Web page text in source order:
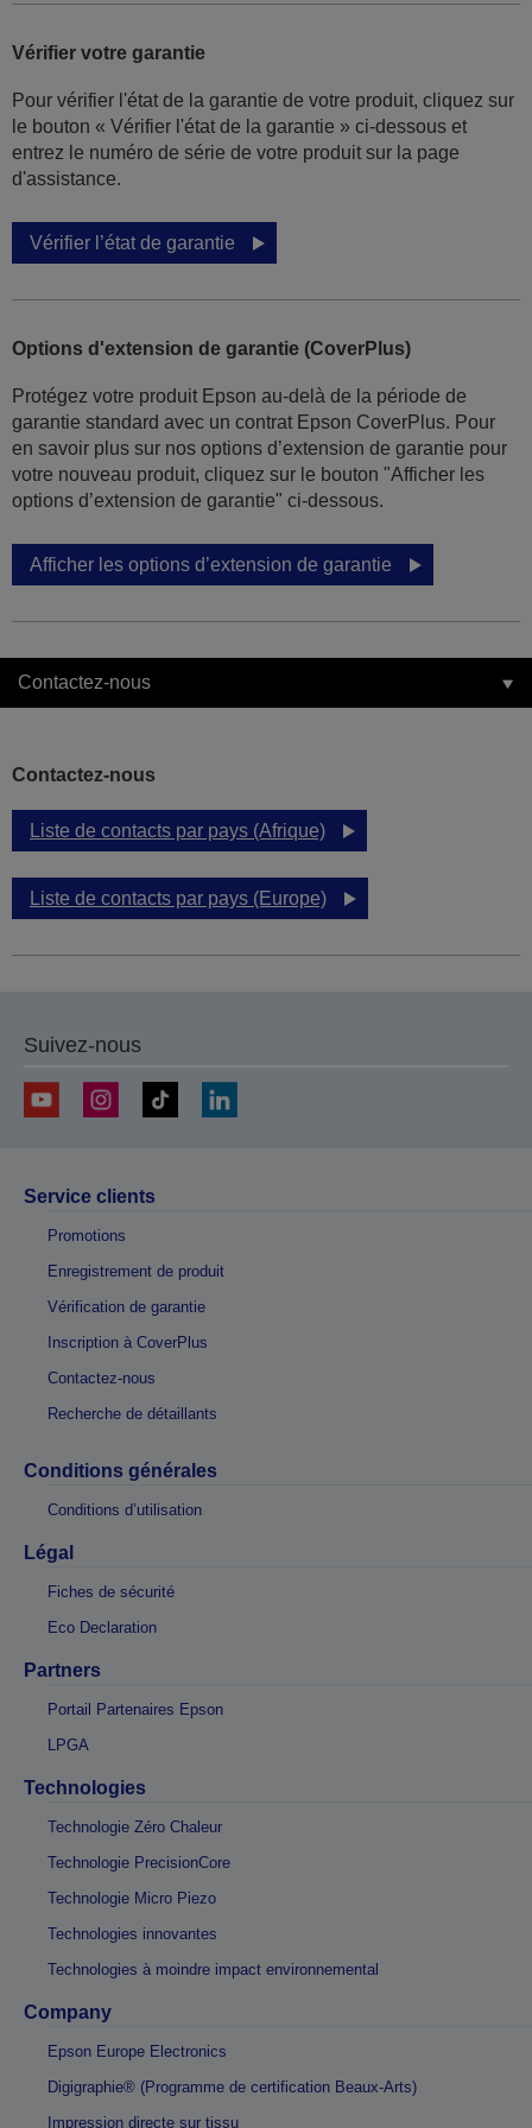
Vérifier votre garantie
Pour vérifier l'état de la garantie de votre produit, cliquez sur
le bouton « Vérifier l'état de la garantie » ci-dessous et
entrez le numéro de série de votre produit sur la page
d'assistance.
Vérifier l’état de garantie
Options d'extension de garantie (CoverPlus)
Protégez votre produit Epson au-delà de la période de
garantie standard avec un contrat Epson CoverPlus. Pour
en savoir plus sur nos options d’extension de garantie pour
votre nouveau produit, cliquez sur le bouton "Afficher les
options d’extension de garantie" ci-dessous.
Afficher les options d’extension de garantie
Contactez-nous
Contactez-nous
Liste de contacts par pays (Afrique)
Liste de contacts par pays (Europe)
Suivez-nous
Service clients
Promotions
Enregistrement de produit
Vérification de garantie
Inscription à CoverPlus
Contactez-nous
Recherche de détaillants
Conditions générales
Conditions d’utilisation
Légal
Fiches de sécurité
Eco Declaration
Partners
Portail Partenaires Epson
LPGA
Technologies
Technologie Zéro Chaleur
Technologie PrecisionCore
Technologie Micro Piezo
Technologies innovantes
Technologies à moindre impact environnemental
Company
Epson Europe Electronics
Digigraphie® (Programme de certification Beaux-Arts)
Impression directe sur tissu